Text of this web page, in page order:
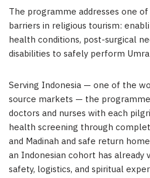
The programme addresses one
barriers in religious tourism:
health conditions, post-surgical
disabilities to safely perform
Serving Indonesia — one of the
source markets — the
doctors and nurses with each
health screening through
and Madinah and safe return
an Indonesian cohort has already
safety, logistics, and spiritual